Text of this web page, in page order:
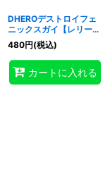
DHEROデストロイフェ
ニックスガイ【レリー
フ】{BODE-JP039}
《融合》
480円(税込)
カートに入れる